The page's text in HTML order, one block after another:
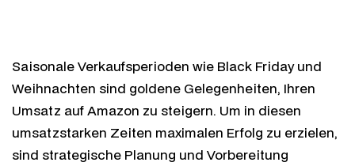
Saisonale Verkaufsperioden wie Black Friday und
Weihnachten sind goldene Gelegenheiten, Ihren
Umsatz auf Amazon zu steigern. Um in diesen
umsatzstarken Zeiten maximalen Erfolg zu erzielen,
sind strategische Planung und Vorbereitung